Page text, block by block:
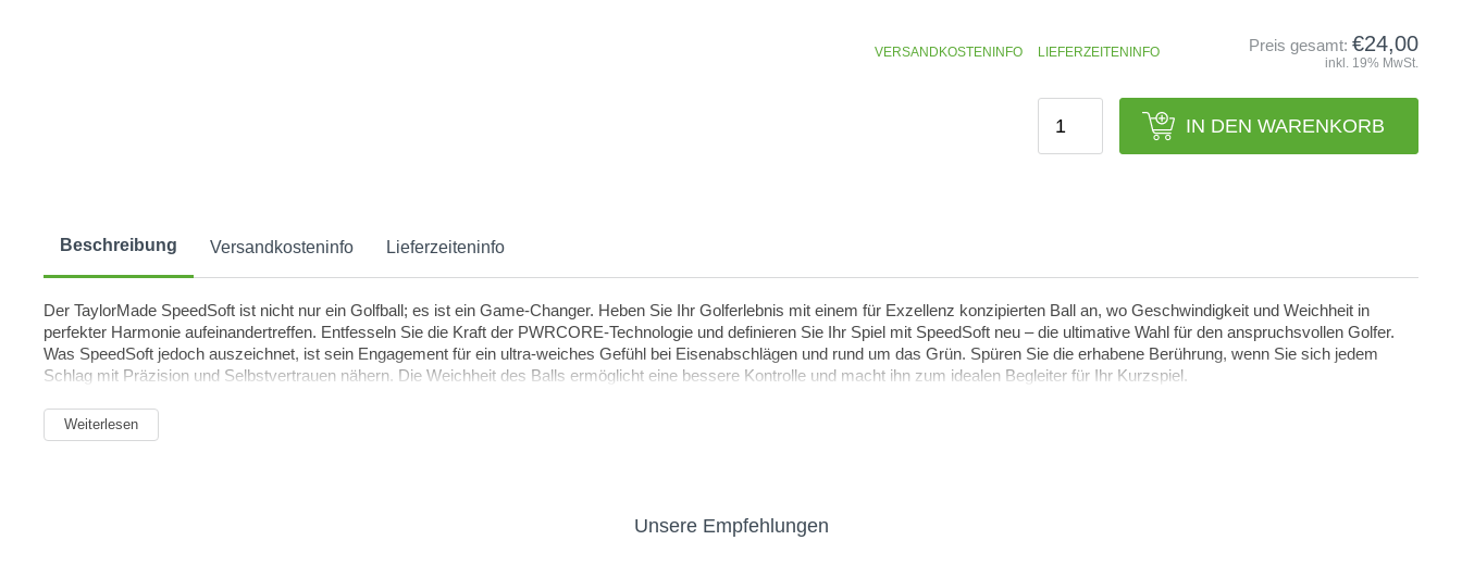
VERSANDKOSTENINFO LIEFERZEITENINFO Preis gesamt: €24,00
inkl. 19% MwSt.
IN DEN WARENKORB
Beschreibung Versandkosteninfo Lieferzeiteninfo
Der TaylorMade SpeedSoft ist nicht nur ein Golfball; es ist ein Game-Changer. Heben Sie Ihr Golferlebnis mit einem für Exzellenz konzipierten Ball an, wo Geschwindigkeit und Weichheit in
perfekter Harmonie aufeinandertreffen. Entfesseln Sie die Kraft der PWRCORE-Technologie und definieren Sie Ihr Spiel mit SpeedSoft neu – die ultimative Wahl für den anspruchsvollen Golfer.
Was SpeedSoft jedoch auszeichnet, ist sein Engagement für ein ultra-weiches Gefühl bei Eisenabschlägen und rund um das Grün. Spüren Sie die erhabene Berührung, wenn Sie sich jedem
Schlag mit Präzision und Selbstvertrauen nähern. Die Weichheit des Balls ermöglicht eine bessere Kontrolle und macht ihn zum idealen Begleiter für Ihr Kurzspiel.
Weiterlesen
Unsere Empfehlungen